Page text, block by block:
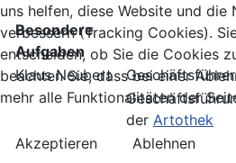
Besondere
Aufgaben
Klaus Neubert
Geschäftsführer
der Artothek
uns helfen, diese Website und die
verbessern (Tracking Cookies).
entscheiden, ob Sie die Cookies
beachten Sie, dass bei einer
mehr alle Funktionalitäten der
Akzeptieren
Ablehnen